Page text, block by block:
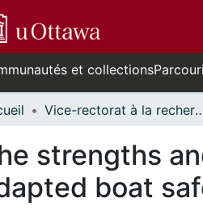
et collections
Vice-rectorat à la recherche //
strengths
boat